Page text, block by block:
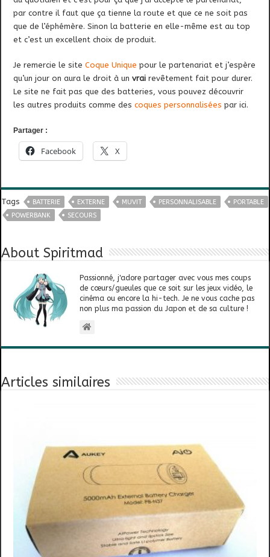
par contre il faut que ça tienne la route et que ce ne soit pas
que de l’éphémère. Sinon la batterie en elle-même est au top
et c’est un excellent choix de produit.
Je remercie le siteCoque Unique pour le partenariat et j’espère
qu’un jour on aura le droit à unvrai revêtement fait pour durer.
Le site ne fait pas que des batteries, vous pouvez découvrir
les autres produits comme descoques personnalisées par ici.
Partager :
Facebook X
Tags BATTERIE EXTERNE MUVIT PERSONNALISABLE
PORTABLE
POWERBANK
SECOURS
About Spiritmad
Passionné, j'adore partager avec vous mes coups
de cœurs/gueules que ce soit sur les jeux vidéo, le
cinéma ou encore la hi-tech. Je ne vous cache pas
non plus ma passion du Japon et de sa culture !
Articles similaires